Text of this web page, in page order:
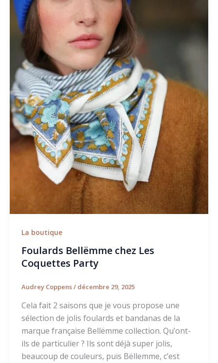
La boutique
Foulards Bellëmme chez Les
Coquettes Party
Audrey Coppens/ décembre 29, 2025
Cela fait 2 saisons que je vous propose une
sélection de jolis foulards et bandanas de la
marque française Bellëmme collection. Qu’ont-
ils de particulier ? Ils sont déjà super jolis,
beaucoup de couleurs, puis Bëllemme, c’est